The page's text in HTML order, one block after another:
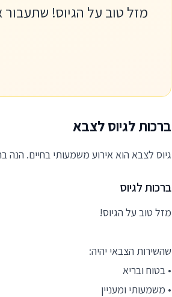
מזל טוב על הגיוס!
ברכות לגיוס לצבא
גיוס לצבא הוא אירוע משמעותי בחיים.
ברכות לגיוס
מזל טוב על הגיוס!
שהשירות הצבאי יהיה:
• בטוח ובריא
• משמעותי ומעניין